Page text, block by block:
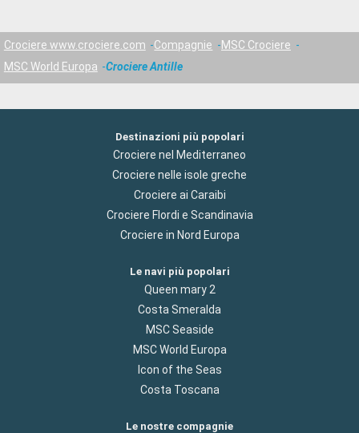
Crociere www.crociere.com Compagnie
MSC Crociere
MSC World Europa
Crociere Antille
Destinazioni più popolari
Crociere nel Mediterraneo
Crociere nelle isole greche
Crociere ai Caraibi
Crociere Flordi e Scandinavia
Crociere in Nord Europa
Le navi più popolari
Queen mary 2
Costa Smeralda
MSC Seaside
MSC World Europa
Icon of the Seas
Costa Toscana
Le nostre compagnie